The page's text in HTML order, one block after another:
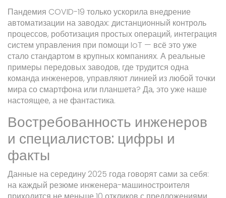
Пандемия COVID-19 только ускорила внедрение
автоматизации на заводах: дистанционный контроль
процессов, роботизация простых операций, интеграция
систем управления при помощи IoT — всё это уже
стало стандартом в крупных компаниях. А реальные
примеры передовых заводов, где трудится одна
команда инженеров, управляют линией из любой точки
мира со смартфона или планшета? Да, это уже наше
настоящее, а не фантастика.
Востребованность инженеров
и специалистов: цифры и
факты
Данные на середину 2025 года говорят сами за себя:
на каждый резюме инженера-машиностроителя